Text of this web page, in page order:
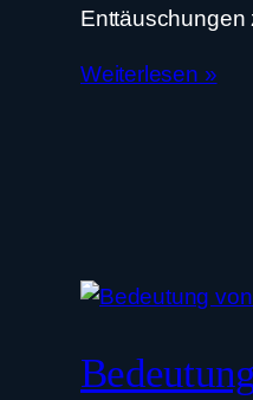
Weiterlesen »